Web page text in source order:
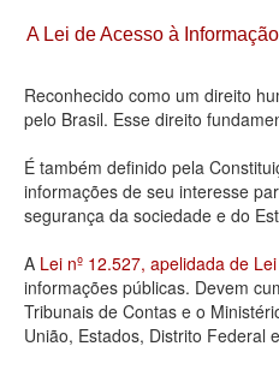
A Lei de Acesso à
Reconhecido como um direito
pelo Brasil. Esse direito
É também definido pela
informações de seu interesse
segurança da sociedade e do
A Lei nº 12.527, apelidada de
informações públicas. Devem
Tribunais de Contas e o
União, Estados, Distrito Federal